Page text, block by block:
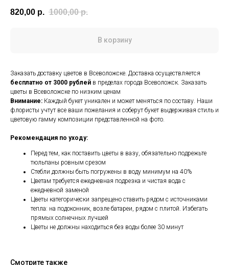
820,00 р. 1000,00 р.
В корзину
Заказать доставку цветов в Всеволожске. Доставка осуществляется
бесплатно от 3000 рублей в пределах города Всеволожск. Заказать
цветы в Всеволожске по низким ценам
Внимание: Каждый букет уникален и может меняться по составу. Наши
флористы учтут все ваши пожелания и соберут букет выдерживая стиль и
цветовую гамму композиции представленной на фото.
Рекомендация по уходу:
Перед тем, как поставить цветы в вазу, обязательно подрежьте
тюльпаны ровным срезом
Стебли должны быть погружены в воду минимум на 40%
Цветам требуется ежедневная подрезка и чистая вода с
ежедневной заменой
Цветы категорически запрещено ставить рядом с источниками
тепла: на подоконник, возле батареи, рядом с плитой. Избегать
прямых солнечных лучшей
Цветы не должны находиться без воды более 30 минут
Смотрите также